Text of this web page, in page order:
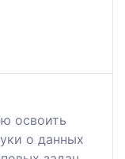
освоить
о данных